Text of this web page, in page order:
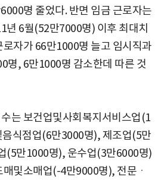
명 줄었다. 반면 임금 근로자는
년 6월(52만7000명) 이후 최대치
로자가 66만1000명 늘고 임시직과
명, 6만1000명 감소한데 따른 것
는 보건업및사회복지서비스업(1
식점업(6만3000명), 제조업(5만
(5만1000명), 운수업(3만6000명)
및소매업(-4만9000명), 전문ㆍ